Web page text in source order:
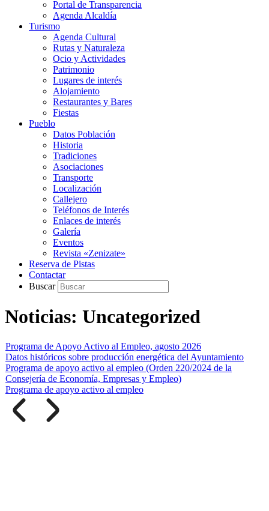
Portal de Transparencia
Agenda Alcaldía
Turismo
Agenda Cultural
Rutas y Naturaleza
Ocio y Actividades
Patrimonio
Lugares de interés
Alojamiento
Restaurantes y Bares
Fiestas
Pueblo
Datos Población
Historia
Tradiciones
Asociaciones
Transporte
Localización
Callejero
Teléfonos de Interés
Enlaces de interés
Galería
Eventos
Revista «Zenizate»
Reserva de Pistas
Contactar
Buscar
Noticias: Uncategorized
Programa de Apoyo Activo al Empleo, agosto 2026
Datos históricos sobre producción energética del Ayuntamiento
Programa de apoyo activo al empleo (Orden 220/2024 de la
Consejería de Economía, Empresas y Empleo)
Programa de apoyo activo al empleo